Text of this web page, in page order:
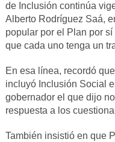
de Inclusión continúa
Alberto Rodríguez Saá,
popular por el Plan por
que cada uno tenga un
En esa línea, recordó
incluyó Inclusión Social
gobernador el que dijo
respuesta a los
También insistió en que